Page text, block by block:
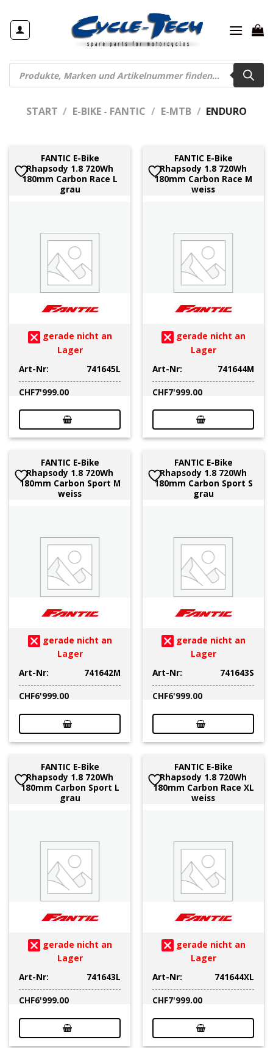
Inhalt
springen
Products
search
START / E-BIKE - FANTIC / E-MTB / ENDURO
FANTIC E-Bike
Rhapsody 1.8 720Wh
180mm Carbon Race L
grau
gerade nicht an
Lager
Art-Nr:
741645L
CHF7'999.00
FANTIC E-Bike
Rhapsody 1.8 720Wh
180mm Carbon Race M
weiss
gerade nicht an
Lager
Art-Nr:
741644M
CHF7'999.00
FANTIC E-Bike
Rhapsody 1.8 720Wh
180mm Carbon Sport M
weiss
gerade nicht an
Lager
Art-Nr:
741642M
CHF6'999.00
FANTIC E-Bike
Rhapsody 1.8 720Wh
180mm Carbon Sport S
grau
gerade nicht an
Lager
Art-Nr:
741643S
CHF6'999.00
FANTIC E-Bike
Rhapsody 1.8 720Wh
180mm Carbon Sport L
grau
gerade nicht an
Lager
Art-Nr:
741643L
CHF6'999.00
FANTIC E-Bike
Rhapsody 1.8 720Wh
180mm Carbon Race XL
weiss
gerade nicht an
Lager
Art-Nr:
741644XL
CHF7'999.00